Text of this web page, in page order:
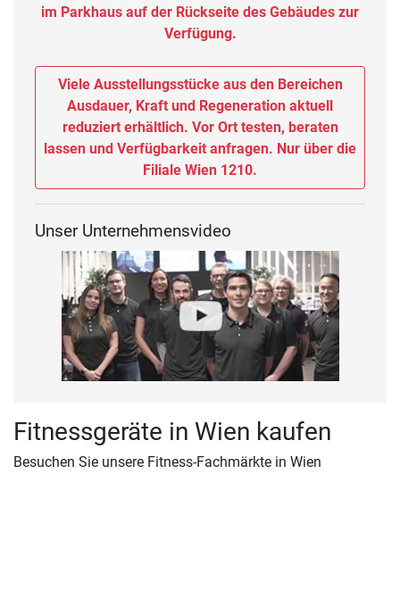
im Parkhaus auf der Rückseite des Gebäudes zur
Verfügung.
Viele Ausstellungsstücke aus den Bereichen
Ausdauer, Kraft und Regeneration aktuell
reduziert erhältlich. Vor Ort testen, beraten
lassen und Verfügbarkeit anfragen. Nur über die
Filiale Wien 1210.
Unser Unternehmensvideo
Fitnessgeräte in Wien kaufen
Besuchen Sie unsere Fitness-Fachmärkte in Wien